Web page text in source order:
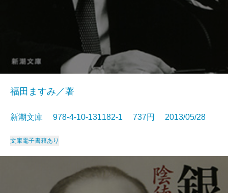
福田ますみ／著
新潮文庫 978-4-10-131182-1 737円 2013/05/28
文庫電子書籍あり